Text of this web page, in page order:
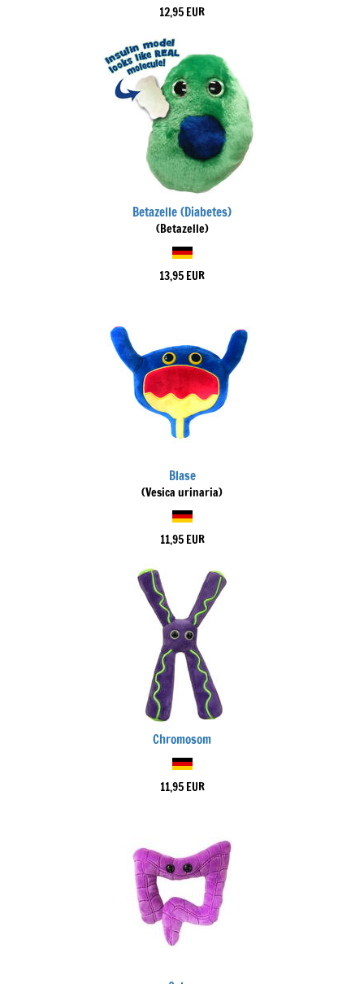
12,95 EUR
Betazelle (Diabetes)
(Betazelle)
13,95 EUR
Blase
(Vesica urinaria)
11,95 EUR
Chromosom
11,95 EUR